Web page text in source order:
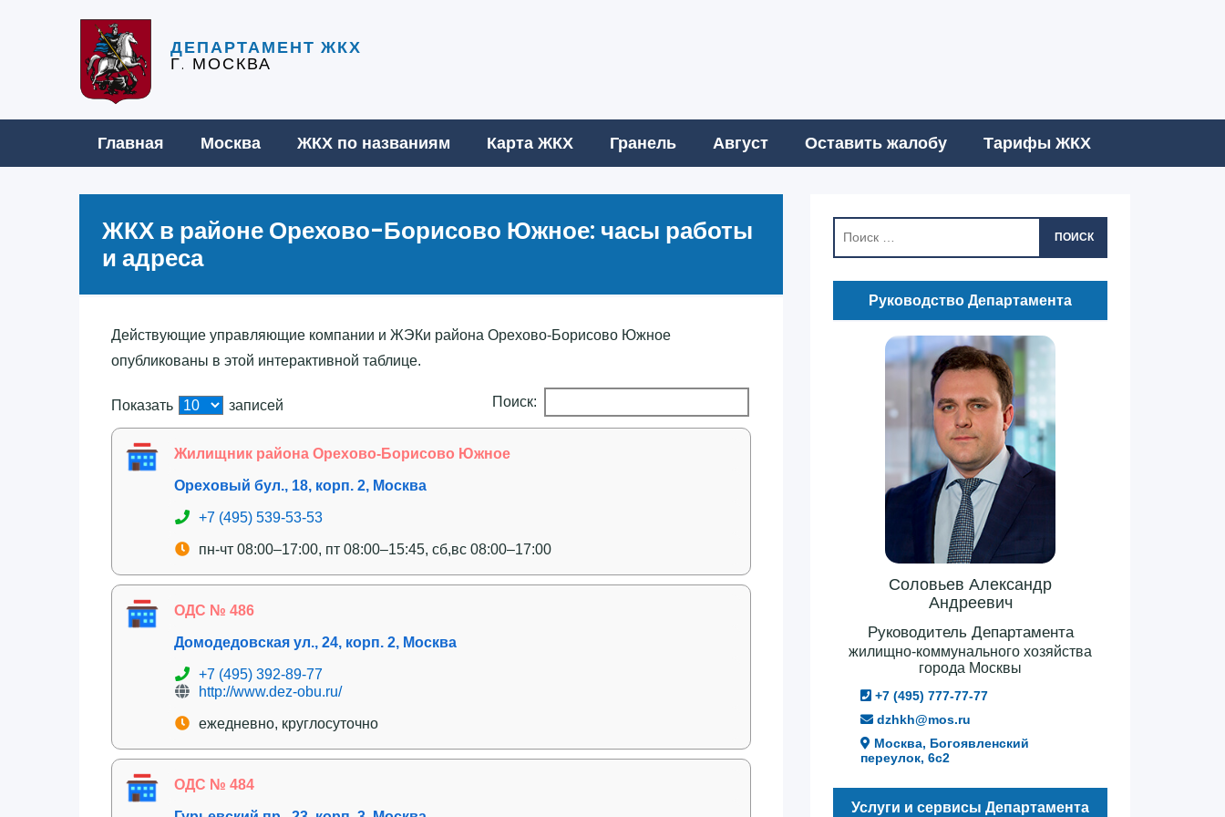
ДЕПАРТАМЕНТ ЖКХ
Г. МОСКВА
Главная Москва ЖКХ по названиям Карта ЖКХ Гранель Август Оставить жалобу Тарифы ЖКХ
ЖКХ в районе Орехово-Борисово Южное: часы работы
и адреса
Действующие управляющие компании и ЖЭКи района Орехово-Борисово Южное
опубликованы в этой интерактивной таблице.
Показать записей Поиск:
Жилищник района Орехово-Борисово Южное
Ореховый бул., 18, корп. 2, Москва
+7 (495) 539-53-53
пн-чт 08:00–17:00, пт 08:00–15:45, сб,вс 08:00–17:00
ОДС № 486
Домодедовская ул., 24, корп. 2, Москва
+7 (495) 392-89-77
http://www.dez-obu.ru/
ежедневно, круглосуточно
ОДС № 484
ПОИСК
Руководство Департамента
Соловьев Александр
Андреевич
Руководитель Департамента
жилищно-коммунального хозяйства
города Москвы
+7 (495) 777-77-77
dzhkh@mos.ru
Москва, Богоявленский
переулок, 6с2
Услуги и сервисы Департамента